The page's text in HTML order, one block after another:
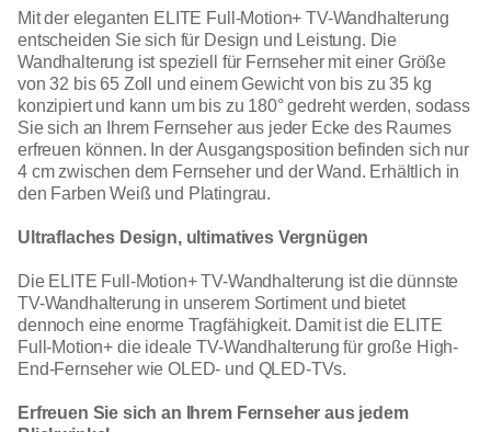
Mit der eleganten ELITE Full-Motion+ TV-Wandhalterung
entscheiden Sie sich für Design und Leistung. Die
Wandhalterung ist speziell für Fernseher mit einer Größe
von 32 bis 65 Zoll und einem Gewicht von bis zu 35 kg
konzipiert und kann um bis zu 180° gedreht werden, sodass
Sie sich an Ihrem Fernseher aus jeder Ecke des Raumes
erfreuen können. In der Ausgangsposition befinden sich nur
4 cm zwischen dem Fernseher und der Wand. Erhältlich in
den Farben Weiß und Platingrau.
Ultraflaches Design, ultimatives Vergnügen
Die ELITE Full-Motion+ TV-Wandhalterung ist die dünnste
TV-Wandhalterung in unserem Sortiment und bietet
dennoch eine enorme Tragfähigkeit. Damit ist die ELITE
Full-Motion+ die ideale TV-Wandhalterung für große High-
End-Fernseher wie OLED- und QLED-TVs.
Erfreuen Sie sich an Ihrem Fernseher aus jedem